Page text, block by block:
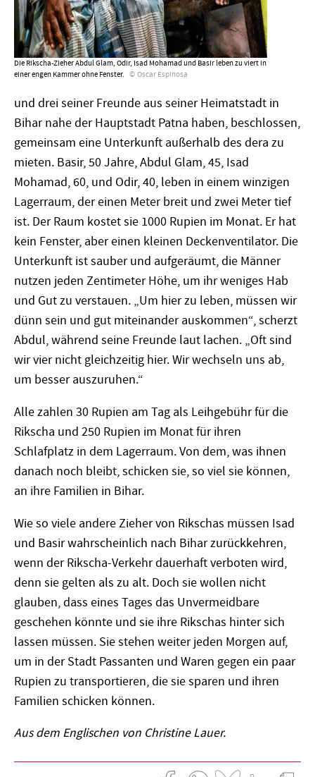
Die Rikscha-Zieher Abdul Glam, Odir, Isad Mohamad und Basir leben zu viert in
einer engen Kammer ohne Fenster.
Oscar Espinosa
und drei seiner Freunde aus seiner Heimatstadt in
Bihar nahe der Hauptstadt Patna haben, beschlossen,
gemeinsam eine Unterkunft außerhalb des dera zu
mieten. Basir, 50 Jahre, Abdul Glam, 45, Isad
Mohamad, 60, und Odir, 40, leben in einem winzigen
Lagerraum, der einen Meter breit und zwei Meter tief
ist. Der Raum kostet sie 1000 Rupien im Monat. Er hat
kein Fenster, aber einen kleinen Deckenventilator. Die
Unterkunft ist sauber und aufgeräumt, die Männer
nutzen jeden Zentimeter Höhe, um ihr weniges Hab
und Gut zu verstauen. „Um hier zu leben, müssen wir
dünn sein und gut miteinander auskommen“, scherzt
Abdul, während seine Freunde laut lachen. „Oft sind
wir vier nicht gleichzeitig hier. Wir wechseln uns ab,
um besser auszuruhen.“
Alle zahlen 30 Rupien am Tag als Leihgebühr für die
Rikscha und 250 Rupien im Monat für ihren
Schlafplatz in dem Lagerraum. Von dem, was ihnen
danach noch bleibt, schicken sie, so viel sie können,
an ihre Familien in Bihar.
Wie so viele andere Zieher von Rikschas müssen Isad
und Basir wahrscheinlich nach Bihar zurückkehren,
wenn der Rikscha-Verkehr dauerhaft verboten wird,
denn sie gelten als zu alt. Doch sie wollen nicht
glauben, dass eines Tages das Unvermeidbare
geschehen könnte und sie ihre Rikschas hinter sich
lassen müssen. Sie stehen weiter jeden Morgen auf,
um in der Stadt Passanten und Waren gegen ein paar
Rupien zu transportieren, die sie sparen und ihren
Familien schicken können.
Aus dem Englischen von Christine Lauer.